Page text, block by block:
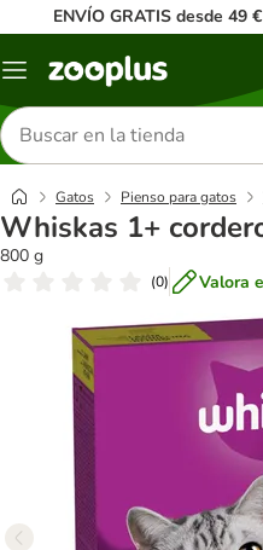
ENVÍO GRATIS desde 49
Menú
Buscar
productos
Gatos Pienso para gatos
Whiskas 1+
800 g
(0) Valora